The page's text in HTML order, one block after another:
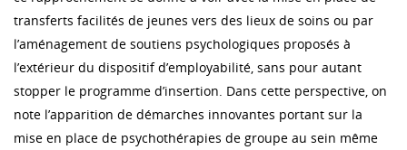
transferts facilités de jeunes vers des lieux de soins ou par
l’aménagement de soutiens psychologiques proposés à
l’extérieur du dispositif d’employabilité, sans pour autant
stopper le programme d’insertion. Dans cette perspective, on
note l’apparition de démarches innovantes portant sur la
mise en place de psychothérapies de groupe au sein même